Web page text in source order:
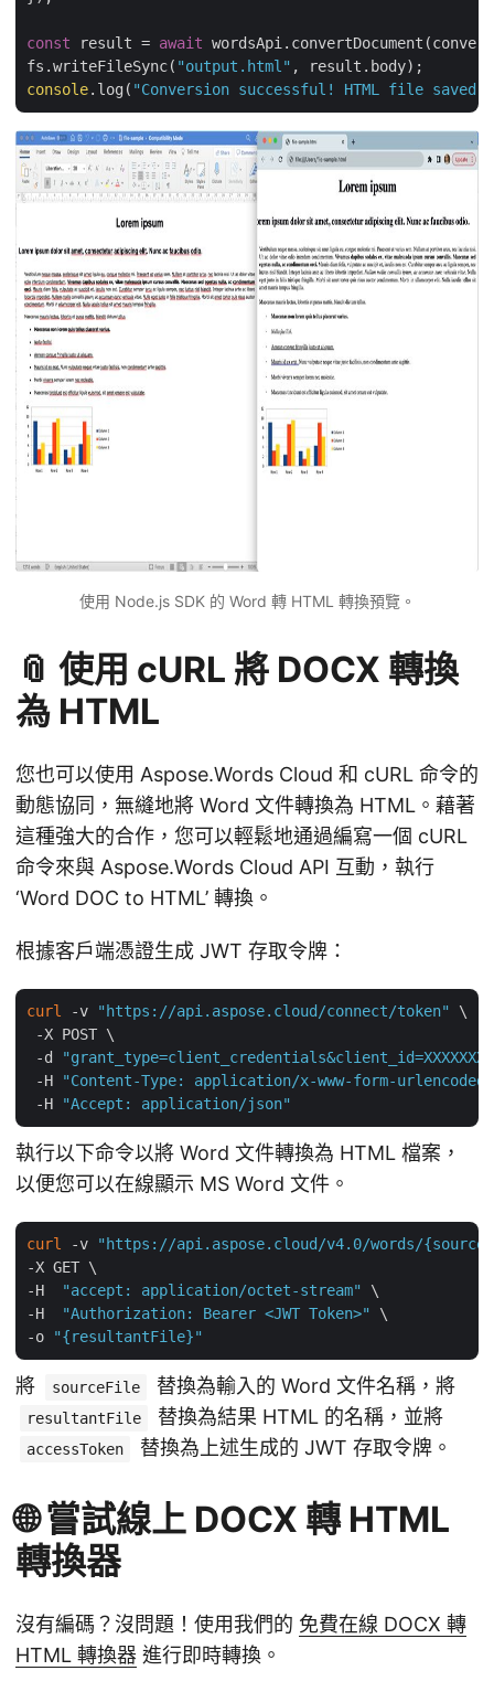
const result = await
fs.writeFileSync( "output.html"
console.log( "Conversion successful! HTML file saved."
使用 Node.js SDK 的 Word 轉 HTML 轉換預覽。
📎 使用 cURL 將 DOCX 轉換
為 HTML
您也可以使用 Aspose.Words Cloud 和 cURL 命令的
動態協同，無縫地將 Word 文件轉換為 HTML。藉著
這種強大的合作，您可以輕鬆地通過編寫一個 cURL
命令來與 Aspose.Words Cloud API 互動，執行
‘Word DOC to HTML’ 轉換。
根據客戶端憑證生成 JWT 存取令牌：
curl -v "https://api.aspose.cloud/connect/token"
\
-X POST \
-d
"grant_type=client_credentials&client_id=XXXXXXX-
-H
"Content-Type: application/x-www-form-urlencoded"
-H
"Accept: application/json"
執行以下命令以將 Word 文件轉換為 HTML 檔案，
以便您可以在線顯示 MS Word 文件。
curl -v
"https://api.aspose.cloud/v4.0/words/
-X GET \
-H
"accept: application/octet-stream"
\
-H
"Authorization: Bearer <JWT Token>"
\
-o
"{resultantFile}"
將 sourceFile 替換為輸入的 Word 文件名稱，將
resultantFile 替換為結果 HTML 的名稱，並將
accessToken 替換為上述生成的 JWT 存取令牌。
🌐 嘗試線上 DOCX 轉 HTML
轉換器
沒有編碼？沒問題！使用我們的 免費在線 DOCX 轉
HTML 轉換器 進行即時轉換。